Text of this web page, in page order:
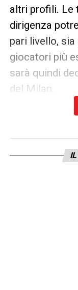
altri profili. Le
dirigenza
pari livello,
giocatori più
sarà quindi
del Milan.